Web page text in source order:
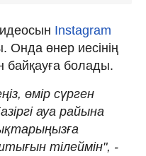
Instagram
өнер иесінің
байқауға болады.
өмір сүрген
ауа райына
тілеймін", -